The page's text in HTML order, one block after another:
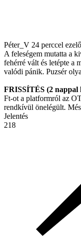
Péter_V 24 perccel
A feleségem mutatta a
fehérré vált és letépte a
valódi pánik. Puzsér
FRISSÍTÉS (2 nappal
Ft-ot a platformról az
rendkívül önelégült.
Jelentés
218